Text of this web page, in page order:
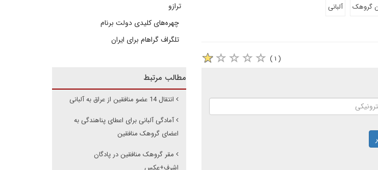
گروهک آلبانی
( ۱ )
ترازو
چهره‌های کلیدی دولت برنام
تلگراف گراهام برای ایران
مطالب مرتبط
انتقال 14 عضو منافقین از عراق به آلبانی
آمادگی آلبانی برای اعطای پناهندگی به
اعضای گروهک منافقین
مقر گروهک منافقین در پادگان
اشرف+عکس